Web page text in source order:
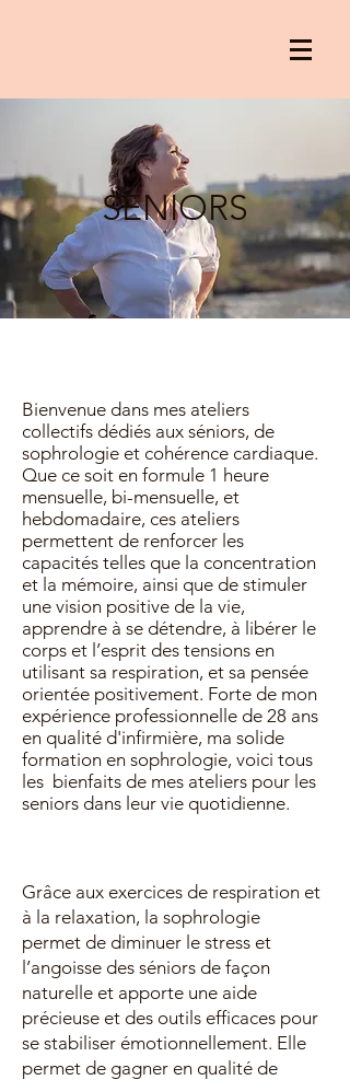
SENIORS
Bienvenue dans mes ateliers
collectifs dédiés aux séniors, de
sophrologie et cohérence cardiaque.
Que ce soit en formule 1 heure
mensuelle, bi-mensuelle, et
hebdomadaire, ces ateliers
permettent de renforcer les
capacités telles que la concentration
et la mémoire, ainsi que de stimuler
une vision positive de la vie,
apprendre à se détendre, à libérer le
corps et l’esprit des tensions en
utilisant sa respiration, et sa pensée
orientée positivement. Forte de mon
expérience professionnelle de 28 ans
en qualité d'infirmière, ma solide
formation en sophrologie, voici tous
les bienfaits de mes ateliers pour les
seniors dans leur vie quotidienne.
Grâce aux exercices de respiration et
à la relaxation, la sophrologie
permet de diminuer le stress et
l’angoisse des séniors de façon
naturelle et apporte une aide
précieuse et des outils efficaces pour
se stabiliser émotionnellement. Elle
permet de gagner en qualité de